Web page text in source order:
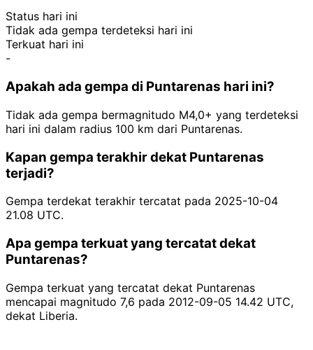
Status hari ini
Tidak ada gempa terdeteksi hari ini
Terkuat hari ini
-
Apakah ada gempa di Puntarenas hari ini?
Tidak ada gempa bermagnitudo M4,0+ yang terdeteksi
hari ini dalam radius 100 km dari Puntarenas.
Kapan gempa terakhir dekat Puntarenas
terjadi?
Gempa terdekat terakhir tercatat pada 2025-10-04
21.08 UTC.
Apa gempa terkuat yang tercatat dekat
Puntarenas?
Gempa terkuat yang tercatat dekat Puntarenas
mencapai magnitudo 7,6 pada 2012-09-05 14.42 UTC,
dekat Liberia.